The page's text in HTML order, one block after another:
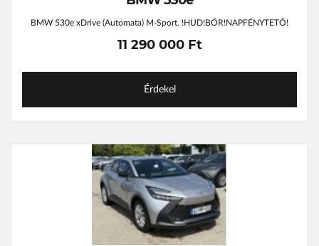
BMW 530e xDrive (Automata) M-Sport. !HUD!BŐR!NAPFÉNYTETŐ!
11 290 000 Ft
Érdekel